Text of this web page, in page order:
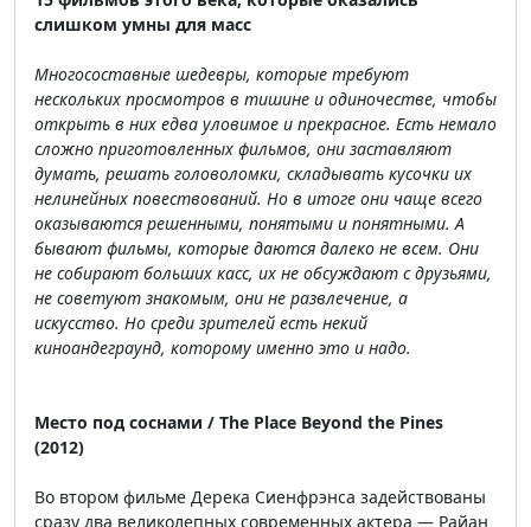
слишком умны для масс
Многосоставные шедевры, которые требуют
нескольких просмотров в тишине и одиночестве, чтобы
открыть в них едва уловимое и прекрасное. Есть немало
сложно приготовленных фильмов, они заставляют
думать, решать головоломки, складывать кусочки их
нелинейных повествований. Но в итоге они чаще всего
оказываются решенными, понятыми и понятными. А
бывают фильмы, которые даются далеко не всем. Они
не собирают больших касс, их не обсуждают с друзьями,
не советуют знакомым, они не развлечение, а
искусство. Но среди зрителей есть некий
киноандеграунд, которому именно это и надо.
Место под соснами / The Place Beyond the Pines
(2012)
Во втором фильме Дерека Сиенфрэнса задействованы
сразу два великолепных современных актера — Райан